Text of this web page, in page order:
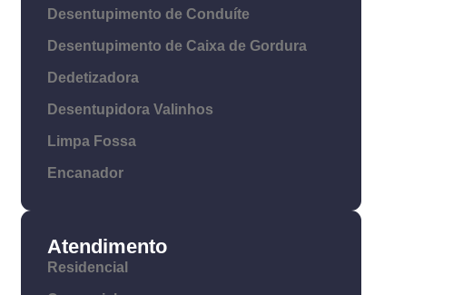
Desentupimento de Conduíte
Desentupimento de Caixa de Gordura
Dedetizadora
Desentupidora Valinhos
Limpa Fossa
Encanador
Atendimento
Residencial